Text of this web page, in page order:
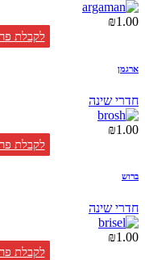
₪1.00
לקבלת
ארגמן
חדרי שינה
₪1.00
לקבלת
ברוש
חדרי שינה
₪1.00
לקבלת